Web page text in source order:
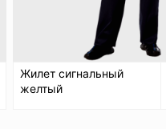
Жилет сигнальный
желтый